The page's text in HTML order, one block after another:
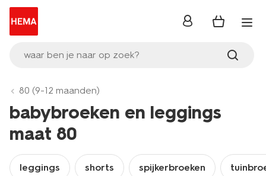
waar ben je naar op zoek?
inloggen
80 (9-12 maanden)
babybroeken en leggings
maat 80
leggings shorts spijkerbroeken